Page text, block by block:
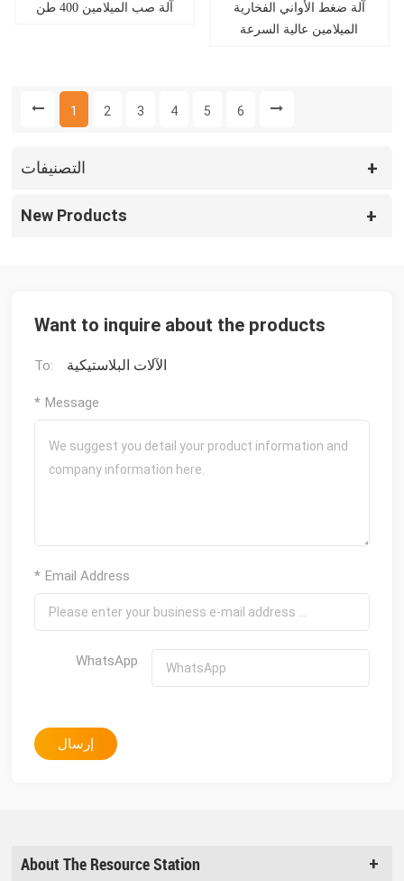
آلة صب الميلامين 400 طن
آلة ضغط الأواني الفخارية
الميلامين عالية السرعة
1 2 3 4 5 6
التصنيفات
New Products
Want to inquire about the products
To: الآلات البلاستيكية
* Message
* Email Address
WhatsApp
إرسال
About The Resource Station